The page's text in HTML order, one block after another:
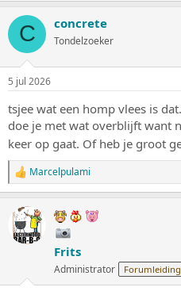
C concrete
Tondelzoeker
5 jul 2026
tsjee wat een homp vlees is
doe je met wat overblijft want
keer op gaat. Of heb je groot
W
a
r
d
e
Marcelpulami
Frits
Administrator Forumleiding